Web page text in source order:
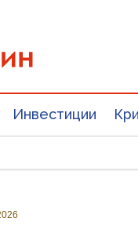
Инвестиции